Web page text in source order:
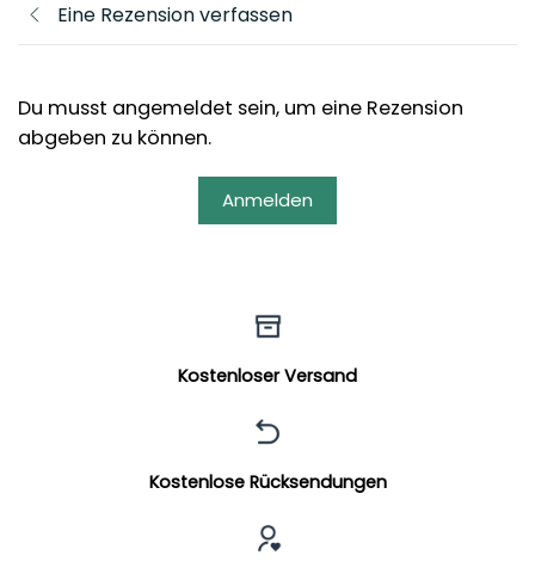
Eine Rezension verfassen
Du musst angemeldet sein, um eine Rezension
abgeben zu können.
Anmelden
Kostenloser Versand
Kostenlose Rücksendungen